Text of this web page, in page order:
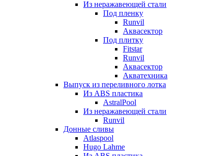
Из неражавеющей стали
Под пленку
Runvil
Аквасектор
Под плитку
Fitstar
Runvil
Аквасектор
Акватехника
Выпуск из переливного лотка
Из ABS пластика
AstralPool
Из неражавеющей стали
Runvil
Донные сливы
Atlaspool
Hugo Lahme